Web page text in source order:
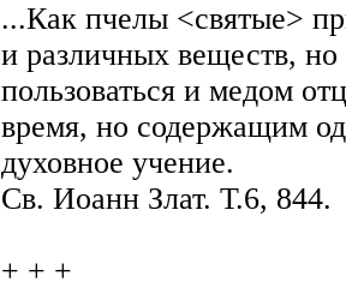
...Как пчелы <святые>
и различных веществ,
пользоваться и медом
время, но содержащим
духовное учение.
Св. Иоанн Злат. Т.6, 844.
+ + +